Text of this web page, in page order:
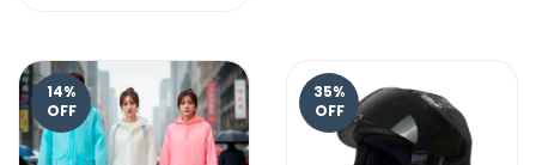
14%
OFF
35%
OFF